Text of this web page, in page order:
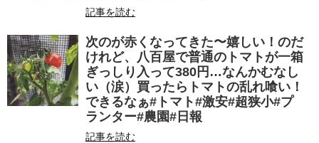
記事を読む
次のが赤くなってきた〜嬉しい！のだ
けれど、八百屋で普通のトマトが一箱
ぎっしり入って380円…なんかむなし
い（涙）買ったらトマトの乱れ喰い！
できるなぁ#トマト#激安#超狭小#プ
ランター#農園#日報
記事を読む